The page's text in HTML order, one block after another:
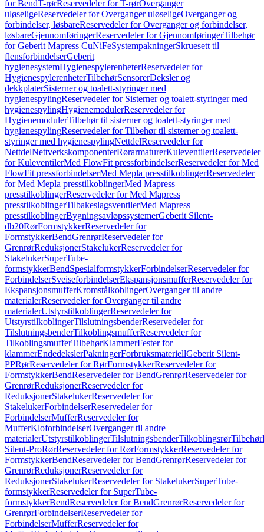
for BendT-rørReservedeler for T-rørOverganger
uløseligeReservedeler for Overganger uløseligeOverganger og
forbindelser, løsbareReservedeler for Overganger og forbindelser,
løsbareGjennomføringerReservedeler for GjennomføringerTilbehør
for Geberit Mapress CuNiFeSystempakningerSkruesett til
flensforbindelserGeberit
hygienesystemHygienespylerenheterReservedeler for
HygienespylerenheterTilbehørSensorerDeksler og
dekkplaterSisterner og toalett-styringer med
hygienespylingReservedeler for Sisterner og toalett-styringer med
hygienespylingHygienemodulerReservedeler for
HygienemodulerTilbehør til sisterner og toalett-styringer med
hygienespylingReservedeler for Tilbehør til sisterner og toalett-
styringer med hygienespylingNettdelReservedeler for
NettdelNettverkskomponenterRørarmaturerKuleventilerReservedeler
for KuleventilerMed FlowFit pressforbindelserReservedeler for Med
FlowFit pressforbindelserMed Mepla presstilkoblingerReservedeler
for Med Mepla presstilkoblingerMed Mapress
presstilkoblingerReservedeler for Med Mapress
presstilkoblingerTilbakeslagsventilerMed Mapress
presstilkoblingerBygningsavløpssystemerGeberit Silent-
db20RørFormstykkerReservedeler for
FormstykkerBendGrenrørReservedeler for
GrenrørReduksjonerStakelukerReservedeler for
StakelukerSuperTube-
formstykkerBendSpesialformstykkerForbindelserReservedeler for
ForbindelserSveiseforbindelserEkspansjonsmufferReservedeler for
EkspansjonsmufferKromstålkoblingerOverganger til andre
materialerReservedeler for Overganger til andre
materialerUtstyrstilkoblingerReservedeler for
UtstyrstilkoblingerTilslutningsbenderReservedeler for
TilslutningsbenderTilkoblingsmufferReservedeler for
TilkoblingsmufferTilbehørKlammerFester for
klammerEndedekslerPakningerForbruksmateriellGeberit Silent-
PPRørReservedeler for RørFormstykkerReservedeler for
FormstykkerBendReservedeler for BendGrenrørReservedeler for
GrenrørReduksjonerReservedeler for
ReduksjonerStakelukerReservedeler for
StakelukerForbindelserReservedeler for
ForbindelserMufferReservedeler for
MufferKloforbindelserOverganger til andre
materialerUtstyrstilkoblingerTilslutningsbenderTilkoblingsrørTilbehør
Silent-ProRørReservedeler for RørFormstykkerReservedeler for
FormstykkerBendReservedeler for BendGrenrørReservedeler for
GrenrørReduksjonerReservedeler for
ReduksjonerStakelukerReservedeler for StakelukerSuperTube-
formstykkerReservedeler for SuperTube-
formstykkerBendReservedeler for BendGrenrørReservedeler for
GrenrørForbindelserReservedeler for
ForbindelserMufferReservedeler for